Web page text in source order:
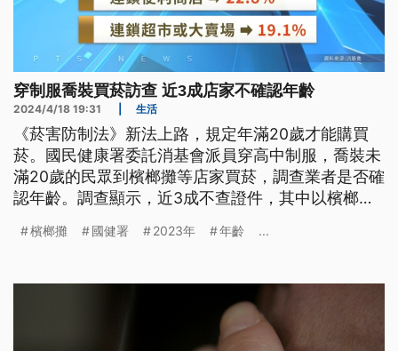
穿制服喬裝買菸訪查 近3成店家不確認年齡
2024/4/18 19:31 生活
《菸害防制法》新法上路，規定年滿20歲才能購買
菸。國民健康署委託消基會派員穿高中制服，喬裝未
滿20歲的民眾到檳榔攤等店家買菸，調查業者是否確
認年齡。調查顯示，近3成不查證件，其中以檳榔攤
檳榔攤 國健署 2023年 年齡 ...